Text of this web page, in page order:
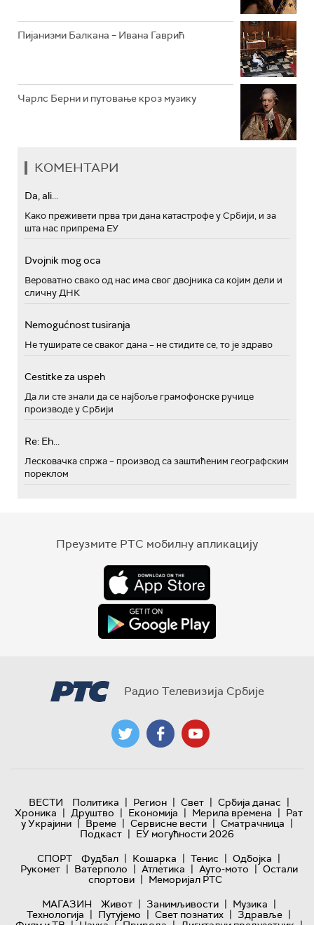
Пијанизми Балкана – Ивана Гаврић
Чарлс Берни и путовање кроз музику
КОМЕНТАРИ
Da, ali...
Како преживети прва три дана катастрофе у Србији, и за
шта нас припрема ЕУ
Dvojnik mog oca
Вероватно свако од нас има свог двојника са којим дели и
сличну ДНК
Nemogućnost tusiranja
Не туширате се сваког дана – не стидите се, то је здраво
Cestitke za uspeh
Да ли сте знали да се најбоље грамофонске ручице
производе у Србији
Re: Eh...
Лесковачка спржа – производ са заштићеним географским
пореклом
Преузмите РТС мобилну апликацију
Радио Телевизија Србије
ВЕСТИ Политика | Регион | Свет | Србија данас |
Хроника | Друштво | Економија | Мерила времена | Рат
у Украјини | Време | Сервисне вести | Сматрачница |
Подкаст | ЕУ могућности 2026
СПОРТ
Фудбал | Кошарка | Тенис | Одбојка |
Рукомет | Ватерполо | Атлетика | Ауто-мото | Остали
спортови | Меморијал РТС
МАГАЗИН
Живот | Занимљивости | Музика |
Технологијa | Путујемо | Свет познатих | Здравље |